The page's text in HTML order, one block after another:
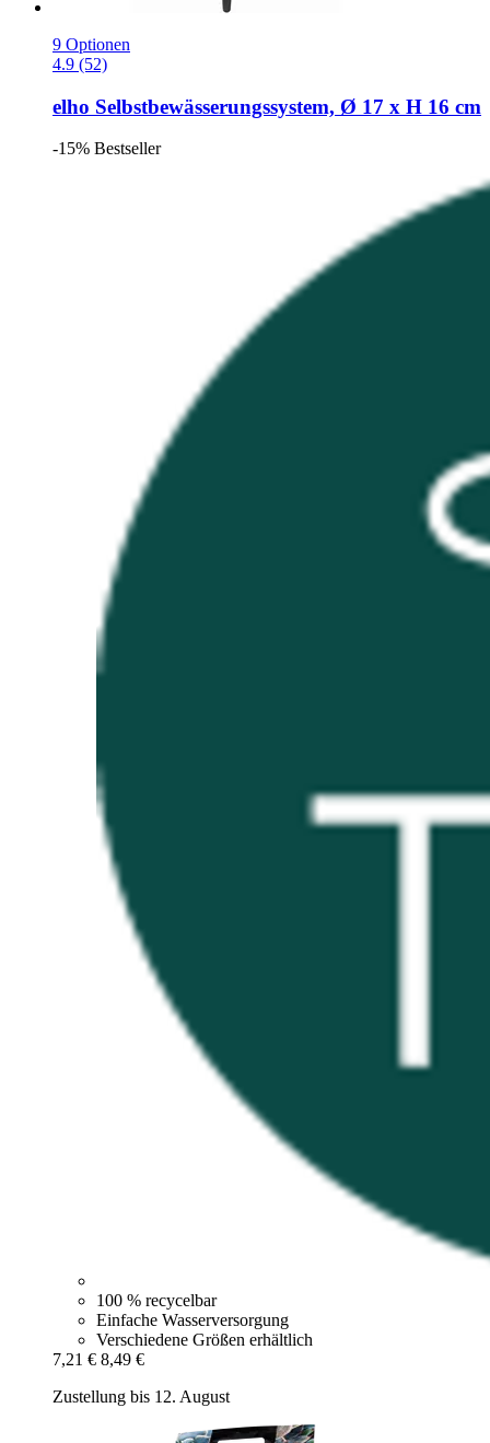
9 Optionen
4.9 (52)
elho Selbstbewässerungssystem, Ø 17 x H 16 cm
-15% Bestseller
100 % recycelbar
Einfache Wasserversorgung
Verschiedene Größen erhältlich
7,21 € 8,49 €
Zustellung bis 12. August